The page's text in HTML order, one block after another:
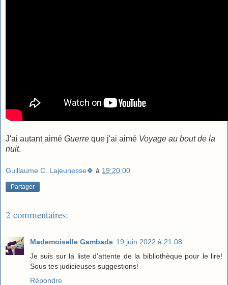
J'ai autant aimé Guerre que j'ai aimé Voyage au bout de la
nuit.
Guillaume C. Lajeunesse🍀 à 19:20:00
Partager
2 commentaires:
Mademoiselle Gambade 19 juin 2022 à 21:08
Je suis sur la liste d'attente de la bibliothèque pour le lire!
Sous tes judicieuses suggestions!
Répondre